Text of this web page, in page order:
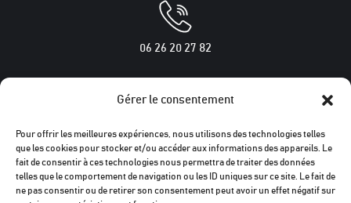
Gérer le consentement
Pour offrir les meilleures expériences, nous utilisons des technologies telles
que les cookies pour stocker et/ou accéder aux informations des appareils. Le
fait de consentir à ces technologies nous permettra de traiter des données
telles que le comportement de navigation ou les ID uniques sur ce site. Le fait de
ne pas consentir ou de retirer son consentement peut avoir un effet négatif sur
06 26 20 27 82
250 rue des chênes verts
34160 BOISSERON